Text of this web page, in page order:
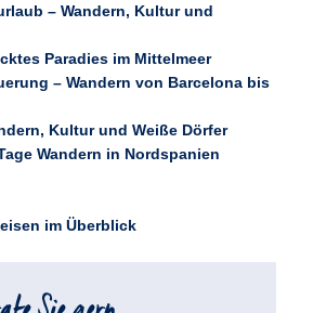
– Wandern, Kultur und
Paradies im Mittelmeer
– Wandern von Barcelona bis
Kultur und Weiße Dörfer
Wandern in Nordspanien
im Überblick